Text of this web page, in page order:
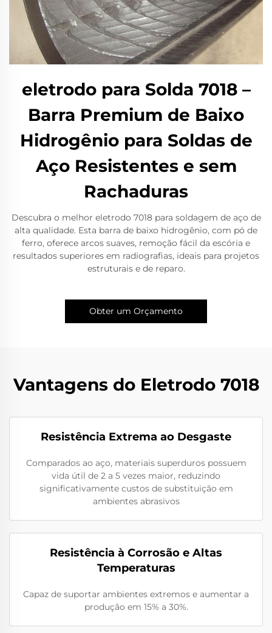
eletrodo para Solda 7018 –
Barra Premium de Baixo
Hidrogênio para Soldas de
Aço Resistentes e sem
Rachaduras
Descubra o melhor eletrodo 7018 para soldagem de aço de
alta qualidade. Esta barra de baixo hidrogênio, com pó de
ferro, oferece arcos suaves, remoção fácil da escória e
resultados superiores em radiografias, ideais para projetos
estruturais e de reparo.
Obter um Orçamento
Vantagens do Eletrodo 7018
Resistência Extrema ao Desgaste
Comparados ao aço, materiais superduros possuem
vida útil de 2 a 5 vezes maior, reduzindo
significativamente custos de substituição em
ambientes abrasivos
Resistência à Corrosão e Altas
Temperaturas
Capaz de suportar ambientes extremos e aumentar a
produção em 15% a 30%.